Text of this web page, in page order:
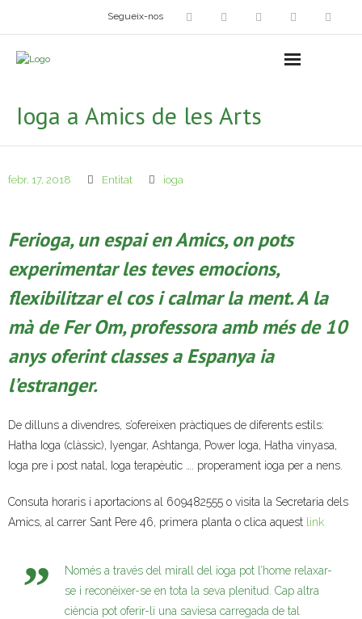
Segueix-nos
- Exposicions
- Espai Niu – Residències artístiques
Grup Fotogràfic
Grup de Teatre
- Muntatges presentats
Jazz Terrassa
- Nova Jazz Cava
- Festival Jazz Terrassa
- Cor Montserrat
- Coral Ohana
Ioga a Amics de les Arts
febr. 17, 2018 Entitat ioga
Ferioga, un espai en Amics, on pots
experimentar les teves emocions,
flexibilitzar el cos i calmar la ment. A la
mà de Fer Om, professora amb més de 10
anys oferint classes a Espanya ia
l’estranger.
De dilluns a divendres, s’ofereixen pràctiques de diferents estils:
Hatha Ioga (clàssic), Iyengar, Ashtanga, Power Ioga, Hatha vinyasa,
Ioga pre i post natal, Ioga terapèutic …. properament ioga per a nens.
Consuta horaris i aportacions al 609482555 o visita la Secretaria dels
Amics, al carrer Sant Pere 46, primera planta o clica aquest link
Només a través del mirall del ioga pot l’home relaxar-
se i reconèixer-se en tota la seva plenitud. Cap altra
ciència pot oferir-li una saviesa carregada de tal